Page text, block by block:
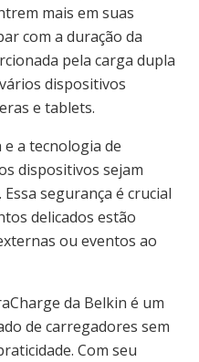
mais em suas
com a duração da
pela carga dupla
dispositivos
e tablets.
a tecnologia de
dispositivos sejam
segurança é crucial
delicados estão
ou eventos ao
da Belkin é um
de carregadores sem
Com seu